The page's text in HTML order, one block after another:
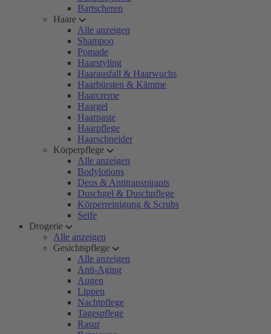
Bartscheren
Haare
Alle anzeigen
Shampoo
Pomade
Haarstyling
Haarausfall & Haarwuchs
Haarbürsten & Kämme
Haarcreme
Haargel
Haarpaste
Haarpflege
Haarschneider
Körperpflege
Alle anzeigen
Bodylotions
Deos & Antitranspirants
Duschgel & Duschpflege
Körperreinigung & Scrubs
Seife
Drogerie
Alle anzeigen
Gesichtspflege
Alle anzeigen
Anti-Aging
Augen
Lippen
Nachtpflege
Tagespflege
Rasur